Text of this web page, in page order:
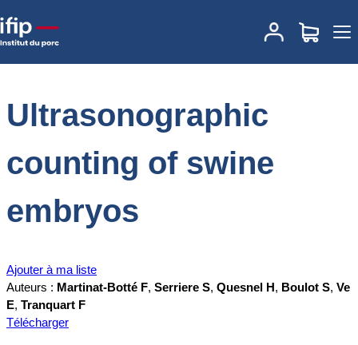
Accueil
Ultrasonographic counting of swine
embryos
Ultrasonographic
counting of swine
embryos
Ajouter à ma liste
Auteurs : Martinat-Botté F, Serriere S, Quesnel H, Boulot S, Ve
E, Tranquart F
Télécharger